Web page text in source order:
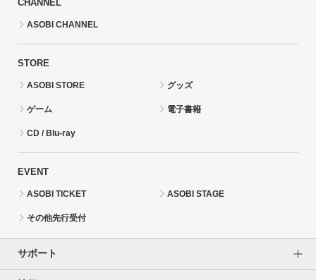
CHANNEL
ASOBI CHANNEL
STORE
ASOBI STORE グッズ
ゲーム 電子書籍
CD / Blu-ray
EVENT
ASOBI TICKET ASOBI STAGE
その他先行受付
サポート